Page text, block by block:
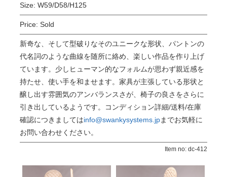
Size: W59/D58/H125
Price: Sold
新奇な、そして型破りなそのユニークな形状、パントンの
代名詞のような曲線を随所に絡め、楽しい作品を作り上げ
ています。少しヒューマン的なフォルムが思わず親近感を
持たせ、使い手を和ませます。家具が主張している形状と
醸し出す雰囲気のアンバランスさが、椅子の良さをさらに
引き出しているようです。コンディション詳細/送料/在庫
確認につきましてはinfo@swankysystems.jpまでお気軽に
お問い合わせください。
Item no: dc-412